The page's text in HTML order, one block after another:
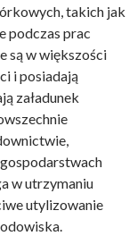
takich jak
podczas prac
są w większości
i posiadają
załadunek
w utrzymaniu
utylizowanie